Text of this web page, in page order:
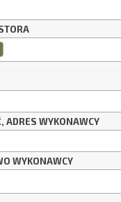
ADRES WYKONAWCY
WYKONAWCY